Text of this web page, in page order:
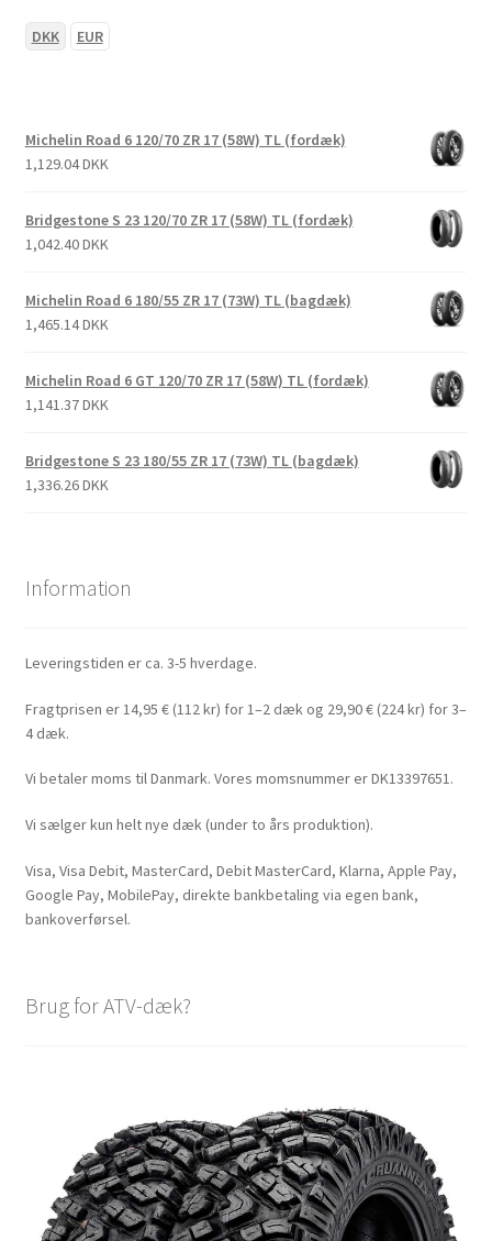
DKK EUR
Michelin Road 6 120/70 ZR 17 (58W) TL (fordæk)
1,129.04 DKK
Bridgestone S 23 120/70 ZR 17 (58W) TL (fordæk)
1,042.40 DKK
Michelin Road 6 180/55 ZR 17 (73W) TL (bagdæk)
1,465.14 DKK
Michelin Road 6 GT 120/70 ZR 17 (58W) TL (fordæk)
1,141.37 DKK
Bridgestone S 23 180/55 ZR 17 (73W) TL (bagdæk)
1,336.26 DKK
Information
Leveringstiden er ca. 3-5 hverdage.
Fragtprisen er 14,95 € (112 kr) for 1–2 dæk og 29,90 € (224 kr) for 3–
4 dæk.
Vi betaler moms til Danmark. Vores momsnummer er DK13397651.
Vi sælger kun helt nye dæk (under to års produktion).
Visa, Visa Debit, MasterCard, Debit MasterCard, Klarna, Apple Pay,
Google Pay, MobilePay, direkte bankbetaling via egen bank,
bankoverførsel.
Brug for ATV-dæk?